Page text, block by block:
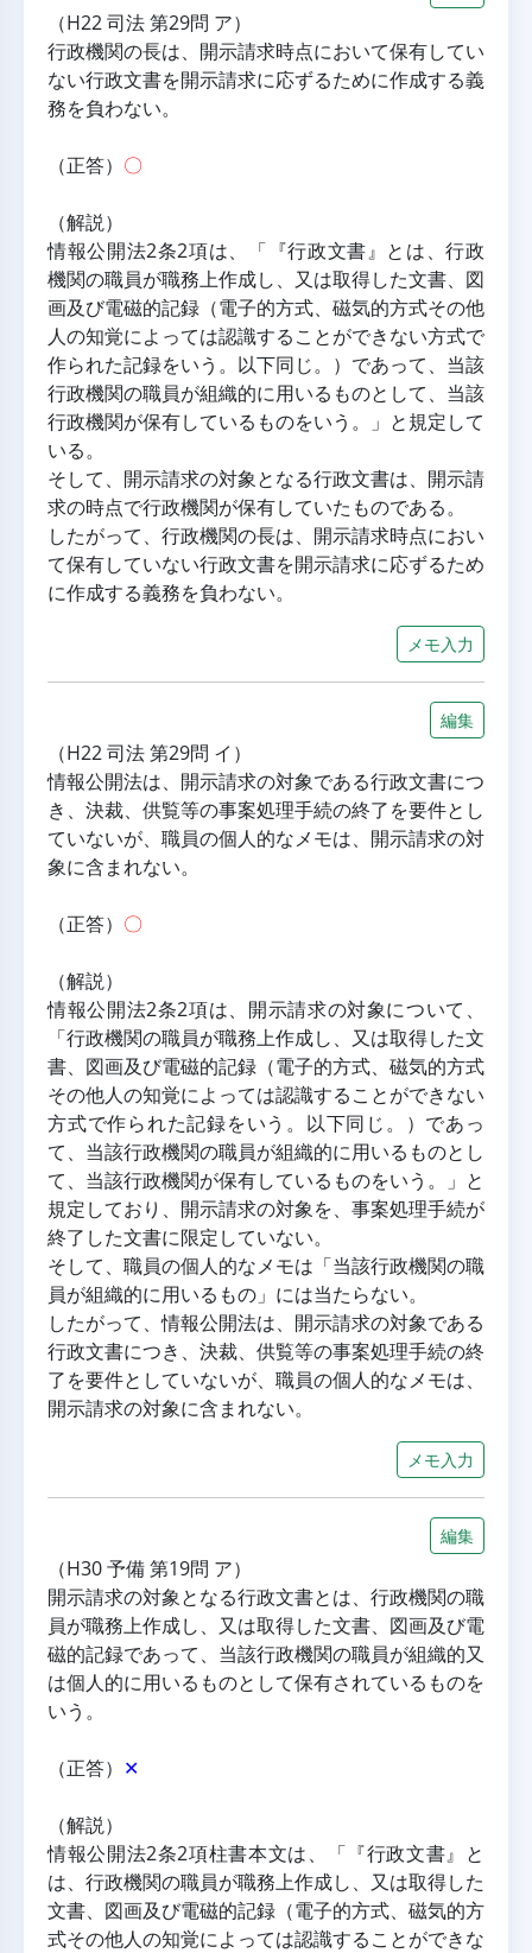
（H22 司法 第29問 ア）
行政機関の長は、開示請求時点において保有してい
ない行政文書を開示請求に応ずるために作成する義
務を負わない。
（正答） 〇
（解説）
情報公開法2条2項は、「『行政文書』とは、行政
機関の職員が職務上作成し、又は取得した文書、図
画及び電磁的記録（電子的方式、磁気的方式その他
人の知覚によっては認識することができない方式で
作られた記録をいう。以下同じ。）であって、当該
行政機関の職員が組織的に用いるものとして、当該
行政機関が保有しているものをいう。」と規定して
いる。
そして、開示請求の対象となる行政文書は、開示請
求の時点で行政機関が保有していたものである。
したがって、行政機関の長は、開示請求時点におい
て保有していない行政文書を開示請求に応ずるため
に作成する義務を負わない。
メモ入力
編集
（H22 司法 第29問 イ）
情報公開法は、開示請求の対象である行政文書につ
き、決裁、供覧等の事案処理手続の終了を要件とし
ていないが、職員の個人的なメモは、開示請求の対
象に含まれない。
（正答） 〇
（解説）
情報公開法2条2項は、開示請求の対象について、
「行政機関の職員が職務上作成し、又は取得した文
書、図画及び電磁的記録（電子的方式、磁気的方式
その他人の知覚によっては認識することができない
方式で作られた記録をいう。以下同じ。）であっ
て、当該行政機関の職員が組織的に用いるものとし
て、当該行政機関が保有しているものをいう。」と
規定しており、開示請求の対象を、事案処理手続が
終了した文書に限定していない。
そして、職員の個人的なメモは「当該行政機関の職
員が組織的に用いるもの」には当たらない。
したがって、情報公開法は、開示請求の対象である
行政文書につき、決裁、供覧等の事案処理手続の終
了を要件としていないが、職員の個人的なメモは、
開示請求の対象に含まれない。
メモ入力
編集
（H30 予備 第19問 ア）
開示請求の対象となる行政文書とは、行政機関の職
員が職務上作成し、又は取得した文書、図画及び電
磁的記録であって、当該行政機関の職員が組織的又
は個人的に用いるものとして保有されているものを
いう。
（正答） ✕
（解説）
情報公開法2条2項柱書本文は、「『行政文書』と
は、行政機関の職員が職務上作成し、又は取得した
文書、図画及び電磁的記録（電子的方式、磁気的方
式その他人の知覚によっては認識することができな